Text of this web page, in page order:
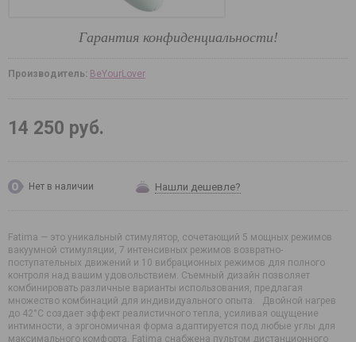
Гарантия конфиденциальности!
Производитель: BeYourLover
14 250 руб.
Нет в наличии Нашли дешевле?
Fatima — это уникальный стимулятор, сочетающий 5 мощных режимов
вакуумной стимуляции, 7 интенсивных режимов возвратно-
поступательных движений и 10 вибрационных режимов для полного
контроля над вашим удовольствием. Съемный дизайн позволяет
комбинировать различные варианты использования, предлагая
множество комбинаций для индивидуального опыта. Двойной нагрев
до 42°C создает эффект реалистичного тепла, усиливая ощущение
интимности, а эргономичная форма адаптируется под любые углы для
максимального комфорта. Fatima снабжена пультом дистанционного